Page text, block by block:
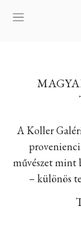
A Koller
művészet mint
– különös